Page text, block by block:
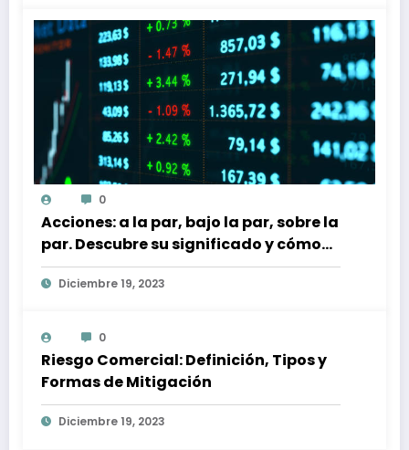
0
Acciones: a la par, bajo la par, sobre la
par. Descubre su significado y cómo
afectan a tu inversión
Diciembre 19, 2023
0
Riesgo Comercial: Definición, Tipos y
Formas de Mitigación
Diciembre 19, 2023